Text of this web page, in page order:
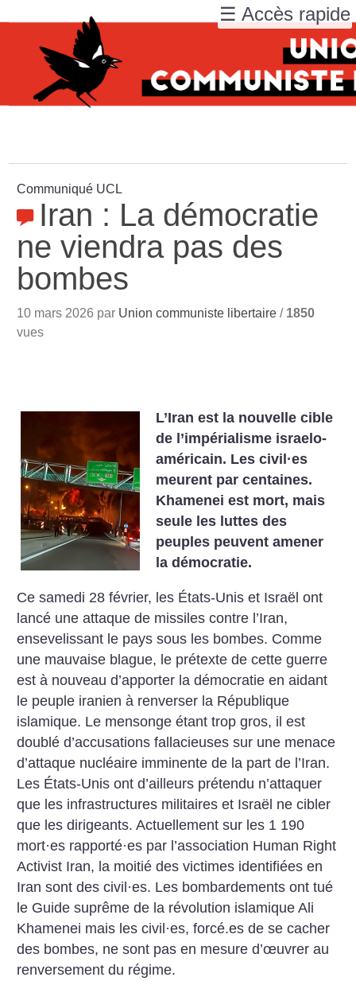
Communiqué UCL
Iran : La démocratie
ne viendra pas des
bombes
10 mars 2026 par Union communiste libertaire / 1850
vues
L’Iran est la nouvelle cible
de l’impérialisme israelo-
américain. Les civil ·es
meurent par centaines.
Khamenei est mort, mais
seule les luttes des
peuples peuvent amener
la démocratie.
Ce samedi 28 février, les États-Unis et Israël ont
lancé une attaque de missiles contre l’Iran,
ensevelissant le pays sous les bombes. Comme
une mauvaise blague, le prétexte de cette guerre
est à nouveau d’apporter la démocratie en aidant
le peuple iranien à renverser la République
islamique. Le mensonge étant trop gros, il est
doublé d’accusations fallacieuses sur une menace
d’attaque nucléaire imminente de la part de l’Iran.
Les États-Unis ont d’ailleurs prétendu n’attaquer
que les infrastructures militaires et Israël ne cibler
que les dirigeants. Actuellement sur les 1 190
mort·es rapporté·es par l’association Human Right
Activist Iran, la moitié des victimes identifiées en
Iran sont des civil·es. Les bombardements ont tué
le Guide suprême de la révolution islamique Ali
Khamenei mais les civil·es, forcé.es de se cacher
des bombes, ne sont pas en mesure d’œuvrer au
renversement du régime.
☰ Accès rapide